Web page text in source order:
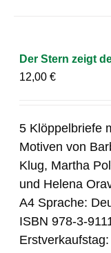
Der Stern zeigt
12,00€
5 Klöppelbriefe
Motiven von
Klug, Martha
und Helena
A4 Sprache:
ISBN 978-3-